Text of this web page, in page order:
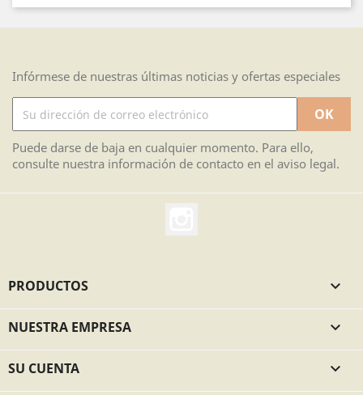
Infórmese de nuestras últimas noticias y ofertas especiales
Puede darse de baja en cualquier momento. Para ello,
consulte nuestra información de contacto en el aviso legal.
PRODUCTOS 
NUESTRA EMPRESA 
SU CUENTA 